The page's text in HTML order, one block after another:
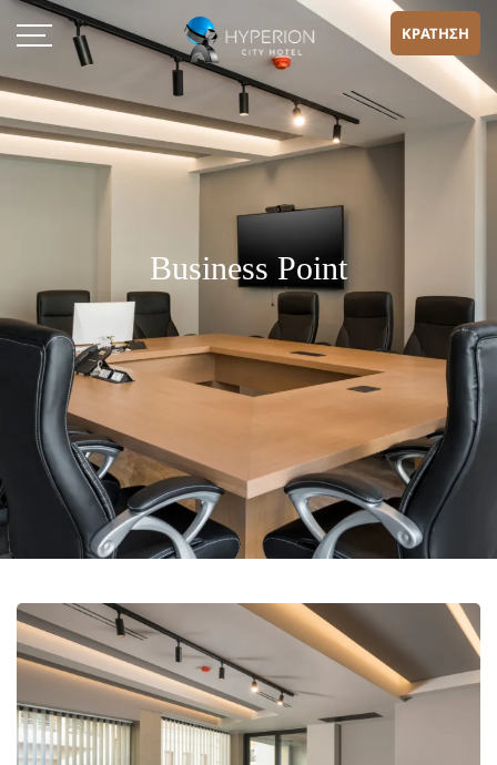
ΚΡΑΤΗΣΗ
Business Point